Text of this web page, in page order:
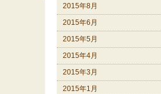
2015年8月
2015年6月
2015年5月
2015年4月
2015年3月
2015年1月